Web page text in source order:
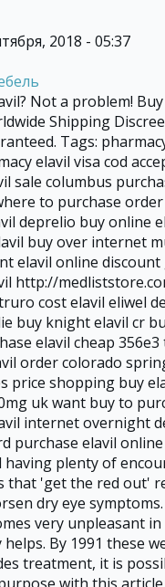
2018 - 05:37
Not a problem!
Shipping
Tags:
elavil visa cod
sale columbus
to purchase
deprelio buy online
buy over internet
elavil online
http://
cost elavil eliwel
buy knight elavil cr
elavil cheap
order colorado
price shopping buy
uk want buy to
internet overnight
purchase elavil
having plenty of
that 'get the red out'
dry eye
very unpleasant
By 1991 these
treatment, it is